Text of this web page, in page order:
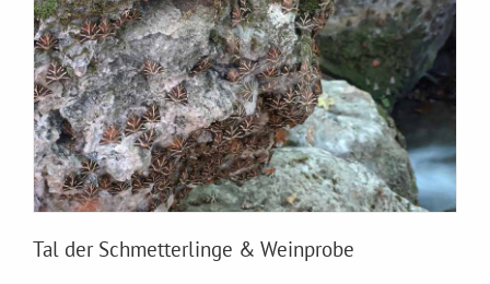
Tal der Schmetterlinge & Weinprobe